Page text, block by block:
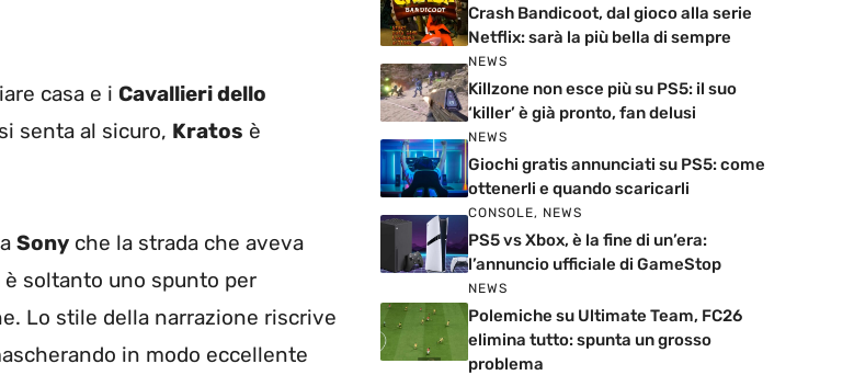
casa e i Cavallieri dello
senta al sicuro, Kratos è
Sony che la strada che aveva
è soltanto uno spunto per
Lo stile della narrazione riscrive
in modo eccellente
Crash Bandicoot, dal gioco alla serie
Netflix: sarà la più bella di sempre
NEWS
Killzone non esce più su PS5: il suo
‘killer’ è già pronto, fan delusi
NEWS
Giochi gratis annunciati su PS5: come
ottenerli e quando scaricarli
CONSOLE, NEWS
PS5 vs Xbox, è la fine di un’era:
l’annuncio ufficiale di GameStop
NEWS
Polemiche su Ultimate Team, FC26
elimina tutto: spunta un grosso
problema